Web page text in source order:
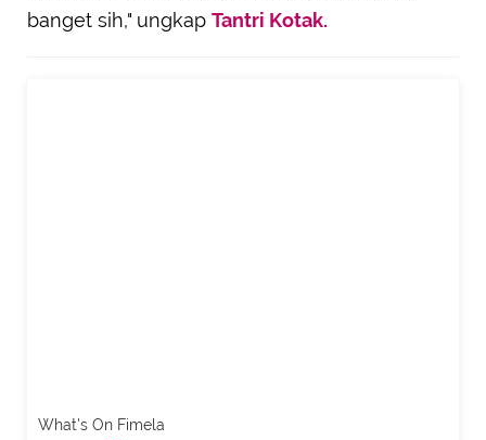
banget sih," ungkap Tantri Kotak.
What's On Fimela